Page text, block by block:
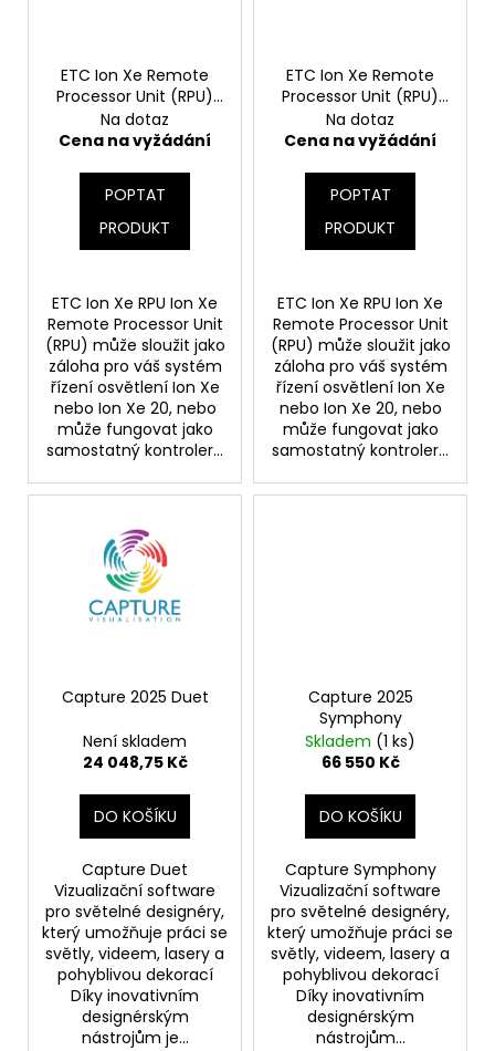
ETC Ion Xe Remote
Processor Unit (RPU)
12k
Na dotaz
Cena na vyžádání
POPTAT
PRODUKT
ETC Ion Xe RPU Ion Xe
Remote Processor Unit
(RPU) může sloužit jako
záloha pro váš systém
řízení osvětlení Ion Xe
nebo Ion Xe 20, nebo
může fungovat jako
samostatný kontroler...
ETC Ion Xe Remote
Processor Unit (RPU)
2k
Na dotaz
Cena na vyžádání
POPTAT
PRODUKT
ETC Ion Xe RPU Ion Xe
Remote Processor Unit
(RPU) může sloužit jako
záloha pro váš systém
řízení osvětlení Ion Xe
nebo Ion Xe 20, nebo
může fungovat jako
samostatný kontroler...
Capture 2025 Duet
Není skladem
24 048,75 Kč
DO KOŠÍKU
Capture Duet
Vizualizační software
pro světelné designéry,
který umožňuje práci se
světly, videem, lasery a
pohyblivou dekorací
Díky inovativním
designérským
nástrojům je...
Capture 2025
Symphony
Skladem (1 ks)
66 550 Kč
DO KOŠÍKU
Capture Symphony
Vizualizační software
pro světelné designéry,
který umožňuje práci se
světly, videem, lasery a
pohyblivou dekorací
Díky inovativním
designérským
nástrojům...
u
č